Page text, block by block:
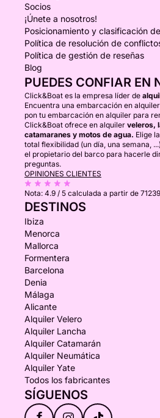
Socios
¡Únete a nosotros!
Posicionamiento y clasificación
Política de resolución de
Política de gestión de reseñas
Blog
PUEDES CONFIAR EN
Click&Boat es la empresa líder de
Encuentra una embarcación en
pon tu embarcación en alquiler para
Click&Boat ofrece en alquiler veleros,
catamaranes y motos de agua. Elige
total flexibilidad (un día, una semana,
el propietario del barco para hacerle
preguntas.
OPINIONES CLIENTES
Nota: 4.9 / 5 calculada a partir de
DESTINOS
Ibiza
Menorca
Mallorca
Formentera
Barcelona
Denia
Málaga
Alicante
Alquiler Velero
Alquiler Lancha
Alquiler Catamarán
Alquiler Neumática
Alquiler Yate
Todos los fabricantes
SÍGUENOS